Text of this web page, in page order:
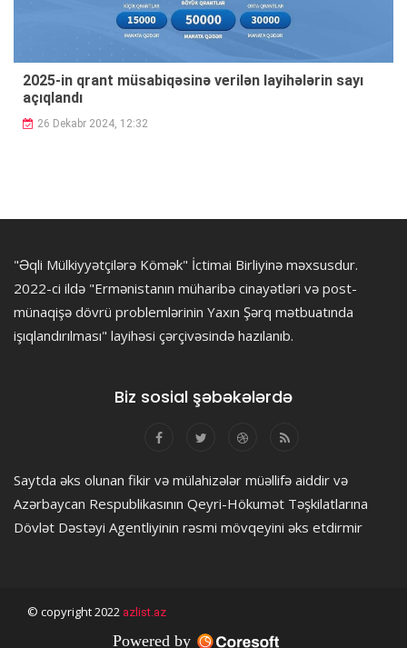
2025-in qrant müsabiqəsinə verilən layihələrin sayı
açıqlandı
26 Dekabr 2024, 12:32
"Əqli Mülkiyyətçilərə Kömək" İctimai Birliyinə məxsusdur.
2022-ci ildə "Ermənistanın müharibə cinayətləri və post-
münaqişə dövrü problemlərinin Yaxın Şərq mətbuatında
işıqlandırılması" layihəsi çərçivəsində hazılanıb.
Biz sosial şəbəkələrdə
Saytda əks olunan fikir və mülahizələr müəllifə aiddir və
Azərbaycan Respublikasının Qeyri-Hökumət Təşkilatlarına
Dövlət Dəstəyi Agentliyinin rəsmi mövqeyini əks etdirmir
© copyright 2022 azlist.az